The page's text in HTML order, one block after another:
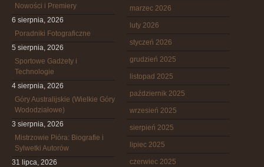
Nowości i Premiery
6 sierpnia, 2026
Poradniki Fotograficzne
5 sierpnia, 2026
Sportowe Gadżety i
Technologie
4 sierpnia, 2026
Góry Australijskie (Wielkie Góry
Wododziałowe)
3 sierpnia, 2026
Mistrzowie Pióra: Biografie i
Sylwetki Autorów
31 lipca, 2026
marzec 2026
luty 2026
styczeń 2026
grudzień 2025
listopad 2025
październik 2025
wrzesień 2025
sierpień 2025
lipiec 2025
czerwiec 2025